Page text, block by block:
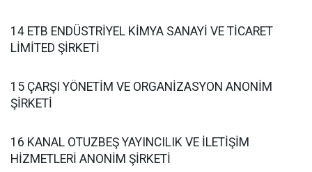
14 ETB ENDÜSTRİYEL KİMYA SANAYİ VE TİCARET
LİMİTED ŞİRKETİ
15 ÇARŞI YÖNETİM VE ORGANİZASYON ANONİM
ŞİRKETİ
16 KANAL OTUZBEŞ YAYINCILIK VE İLETİŞİM
HİZMETLERİ ANONİM ŞİRKETİ